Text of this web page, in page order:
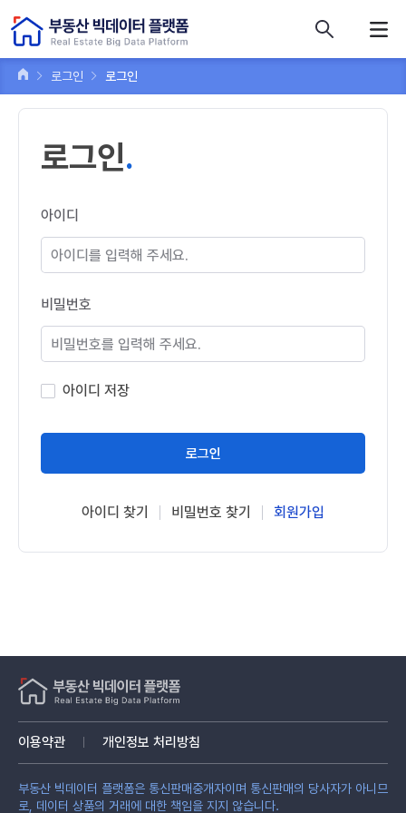
로그인 로그인
로그인
아이디
비밀번호
아이디 저장
로그인
아이디 찾기 비밀번호 찾기 회원가입
이용약관 개인정보 처리방침
부동산 빅데이터 플랫폼은 통신판매중개자이며 통신판매의 당사자가 아니므
로, 데이터 상품의 거래에 대한 책임을 지지 않습니다.